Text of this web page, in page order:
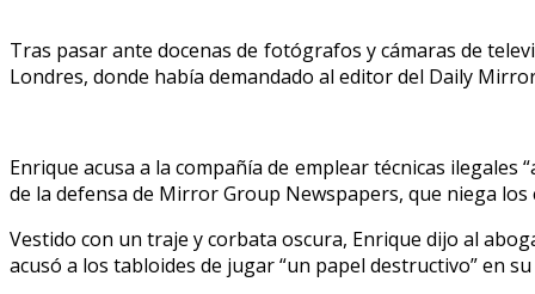
Tras pasar ante docenas de fotógrafos y cámaras de
Londres, donde había demandado al editor del Daily
Enrique acusa a la compañía de emplear técnicas
de la defensa de Mirror Group Newspapers, que niega los
Vestido con un traje y corbata oscura, Enrique dijo al
acusó a los tabloides de jugar “un papel destructivo” en